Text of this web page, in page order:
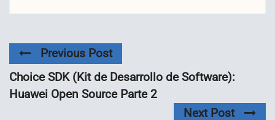
Previous Post
Choice SDK (Kit de Desarrollo de Software):
Huawei Open Source Parte 2
Next Post